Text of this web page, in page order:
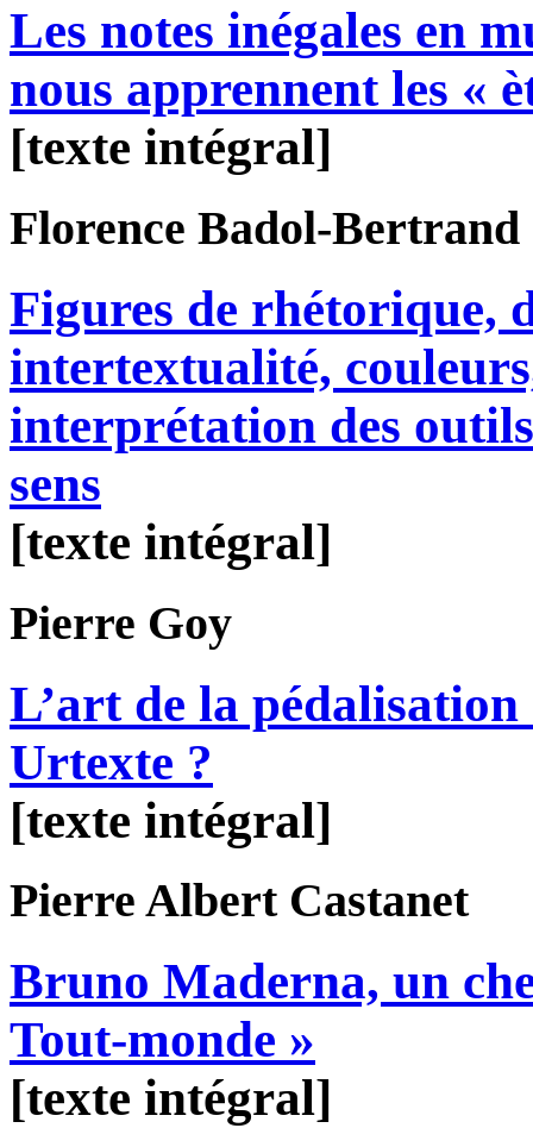
Les notes inégales en
nous apprennent les «
[texte intégral]
Florence Badol-Bertrand
Figures de rhétorique,
intertextualité,
interprétation des
sens
[texte intégral]
Pierre Goy
L’art de la
Urtexte ?
[texte intégral]
Pierre Albert Castanet
Bruno Maderna, un
Tout-monde »
[texte intégral]